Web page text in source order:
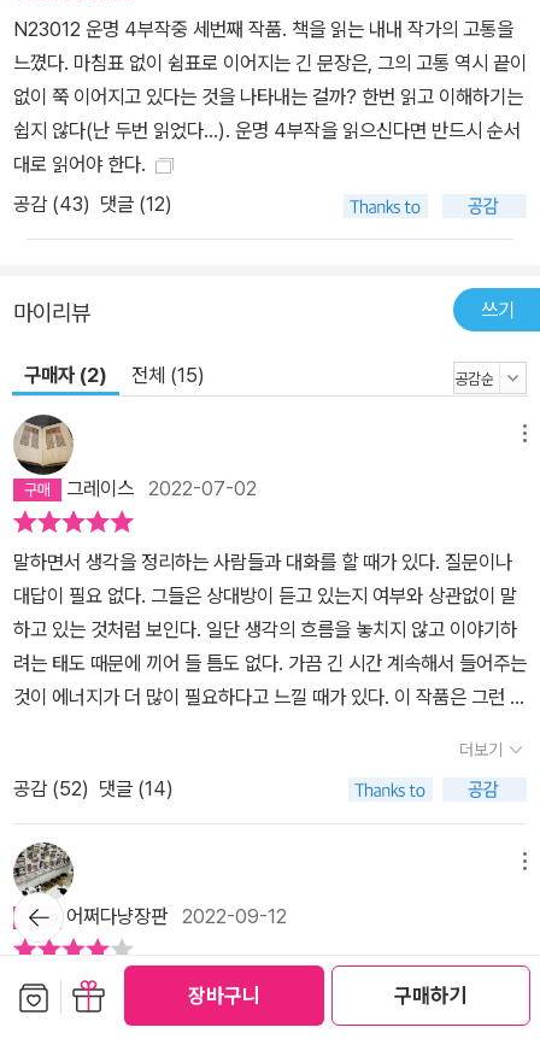
장바구니 구매하기
작가의 내면에 공존하는 빛과 어둠을 수시로 넘나든다. 2차 세계 대
전이 남긴 상흔과 인류가 스스로에게 저지른 홀로코스트라는 비극은
여전히 세계 곳곳에서 수많은 예술 작품을 통해 다양한 형태로 표현
되고 있다. 작가이자 홀로코스트 생존자인 케르테스가 자신의 개인적
고통의 기억에 집요할 만큼 끈질기게 매달리는 모습은 역설적으로 우
엄성이라는 것과 생명이 지닌 숭고함에 대해서도 숙고하게 한다. 이
장면 하나 없이 홀로코스트의 참상을 환기하고 있는 이 소설은 살아
남은 자들에게 건네는 치유의 손길로서, 홀로코스트 이후의 삶을 괄
에게 홀로코스트 문제는 우연이 아니며 인류가 오래전부터 인간성을
상실해 옴으로써 발생한 비극으로 해석된다. 때문에 홀로코스트의 진
정한 비극은 인류가 파시즘의 야만에 대한 자기 성찰의 기회를 잃어
버리게 되었다는 것이다. 그리고 인간성의 본질을 탐구해 온 케르테
스는 기억하는 것은 인간애의 표현이자 문명의 신호라고, 이러한 일
이 되풀이되지 않도록 경계를 소홀히 하지 말아야 한다고 반복해서
상기시키고 있다. (176쪽, 「작품 해설」에서) ■ 개인의 상처와 비극
을 인류 공통의 아픔과 숙제로 환원하다 이 책 『태어나지 않은 아이를
위한 기도』는 케르테스의 ‘운명 4부작’ 중 자전적 성격이 가장 짙은
작품이다. 운명의 무게에 억눌린 듯한 상실과 슬픔 가득한 갈망, 지독
억을 떨치지는 못했으나 오히려 문학과 글쓰기를 통해 다시는 되풀이
되어서는 안 될 역사의 진실을 오롯이 드러낸, 한 상처 입은 영혼의 내
밀한 고백이라 할 수 있다. 고통스러운 아우슈비츠 체험이 고스란히
담겨 있는 첫 소설 『운명』과 『운명』을 출간하기까지 문단의 무관심과
생활고에 시달리며 겪은 좌절과 문학에 대한 희망을 그려 낸 『좌절』
에서와 마찬가지로, 『태어나지 않은 아이를 위한 기도』에서도 케르테
스는 비극적 세계에서 처절하게 영혼을 짓밟힌 인간의 존엄과 개인이
짊어지고 극복해 가야 할 운명에 대한 문학적 성찰을 보여 준다. 개인
의 상처와 비극을 인류 공통의 아픔과 숙제로 환원시키는 큰 작가 케
N23012 운명 4부작중 세번째 작품. 책을 읽는 내내 작가의 고통을
느꼈다. 마침표 없이 쉼표로 이어지는 긴 문장은, 그의 고통 역시 끝이
없이 쭉 이어지고 있다는 것을 나타내는 걸까? 한번 읽고 이해하기는
쉽지 않다(난 두번 읽었다...). 운명 4부작을 읽으신다면 반드시 순서
대로 읽어야 한다.
공감 (43) 댓글 (12)
마이리뷰 쓰기
구매자 (2) 전체 (15)
그레이스 2022-07-02
말하면서 생각을 정리하는 사람들과 대화를 할 때가 있다. 질문이나
대답이 필요 없다. 그들은 상대방이 듣고 있는지 여부와 상관없이 말
하고 있는 것처럼 보인다. 일단 생각의 흐름을 놓치지 않고 이야기하
려는 태도 때문에 끼어 들 틈도 없다. 가끔 긴 시간 계속해서 들어주는
것이 에너지가 더 많이 필요하다고 느낄 때가 있다. 이 작품은 그런 느
호들 때문에 끊기고 돌부리에 걸렸다. 의식의 흐름대로 말하고 있는
작가의 독백을 듣고 있는 것 같다. 여백이 없는 글들은 독자가 사색할
시간을 주지 않는다. 처음에는 문장부호들과 삽입구를 걷어내고 맥락
을 읽으려 했다. 차츰 익숙해지면서 그 흐름에 의식을 맡기게 되고, 동
시에 작가의 고통과 고독, 회환에 깊이 침잠(沈潛)해 들어갔다. “우
리의 본능이 우리의 본능에 반하여 작동하는 것이, 말하자면 우리의
반(反)본능이 우리의 본능을 대신하고, 더욱이 본능인 것처럼 작동하
는 것이 이미 아주 자연스러워졌기 때문이다.”(9p) 작가가 반복하는
말이다. 말장난처럼 들리는 이 말이 그에게는 적나라하고 비참한 진
더보기
공감 (52) 댓글 (14)
어쩌다냥장판2022-09-12
'안 돼!' 절대로 나는 다른 한 인간의 아버지,운명, 신이 될 수는 없을
것이다,'안 돼!' 어린 시절 내가 겪었던 일을 또 다른 한 아이가 겪게 해
뒤로가
기